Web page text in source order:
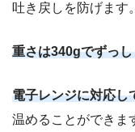
吐き戻しを防げます。
重さは340gでずっ
電子レンジに対応し
温めることができま